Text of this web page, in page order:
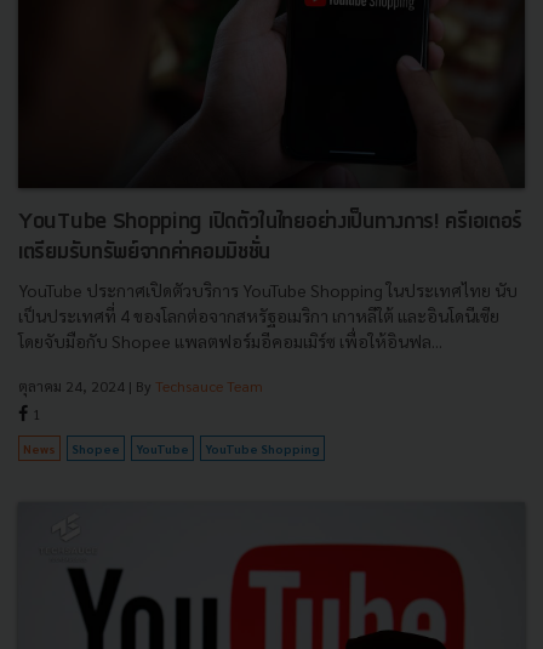
YouTube Shopping เปิดตัวในไทยอย่างเป็นทางการ! ครีเอเตอร์
เตรียมรับทรัพย์จากค่าคอมมิชชั่น
YouTube ประกาศเปิดตัวบริการ YouTube Shopping ในประเทศไทย นับ
เป็นประเทศที่ 4 ของโลกต่อจากสหรัฐอเมริกา เกาหลีใต้ และอินโดนีเซีย
โดยจับมือกับ Shopee แพลตฟอร์มอีคอมเมิร์ซ เพื่อให้อินฟล...
ตุลาคม 24, 2024 | By Techsauce Team
1
News Shopee YouTube YouTube Shopping